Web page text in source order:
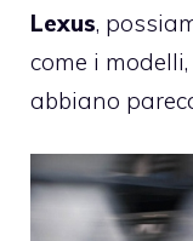
Lexus,
come i
abbiano